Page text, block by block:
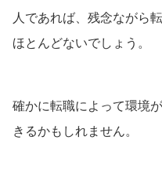
人であれば、残念ながら
ほとんどないでしょう。
確かに転職によって環境
きるかもしれません。